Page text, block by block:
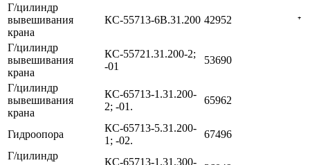
Г/цилиндр
вывешивания
крана
КС-55713-6В.31.200 42952 ⁺
Г/цилиндр
вывешивания
крана
КС-55721.31.200-2;
-01
53690
Г/цилиндр
вывешивания
крана
КС-65713-1.31.200-
2; -01.
65962
Гидроопора
КС-65713-5.31.200-
1; -02.
67496
Г/цилиндр
КС-65713-1.31.300-